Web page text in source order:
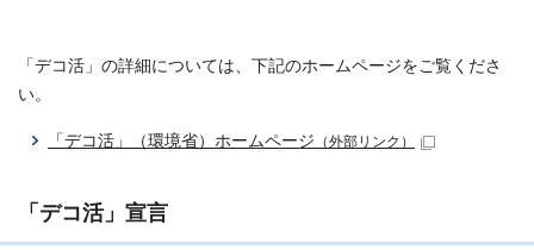
「デコ活」の詳細については、下記のホームページをご覧くださ
い。
「デコ活」（環境省）ホームページ （外部リンク）
「デコ活」宣言